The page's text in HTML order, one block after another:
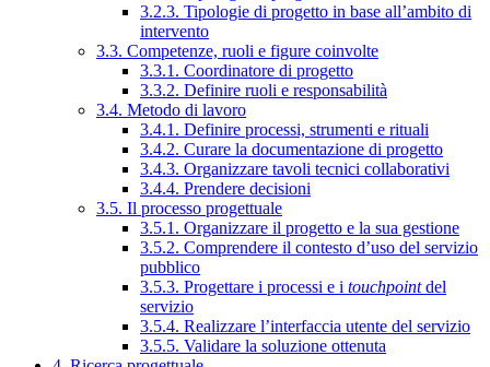
3.2.3. Tipologie di progetto in base all’ambito di
intervento
3.3. Competenze, ruoli e figure coinvolte
3.3.1. Coordinatore di progetto
3.3.2. Definire ruoli e responsabilità
3.4. Metodo di lavoro
3.4.1. Definire processi, strumenti e rituali
3.4.2. Curare la documentazione di progetto
3.4.3. Organizzare tavoli tecnici collaborativi
3.4.4. Prendere decisioni
3.5. Il processo progettuale
3.5.1. Organizzare il progetto e la sua gestione
3.5.2. Comprendere il contesto d’uso del servizio
pubblico
3.5.3. Progettare i processi e i touchpointdel
servizio
3.5.4. Realizzare l’interfaccia utente del servizio
3.5.5. Validare la soluzione ottenuta